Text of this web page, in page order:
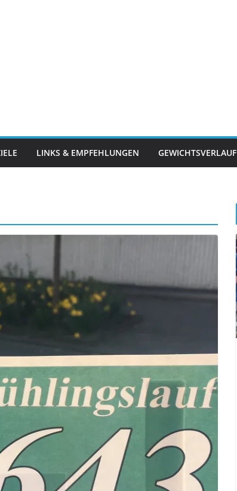
LINKS & EMPFEHLUNGEN GEWICHTSVERLAUF